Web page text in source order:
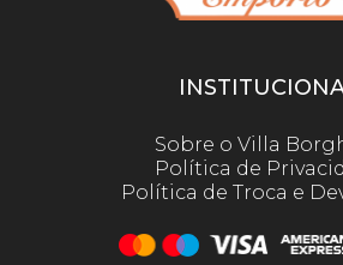
Sobre o Villa
Política de
Política de Troca e